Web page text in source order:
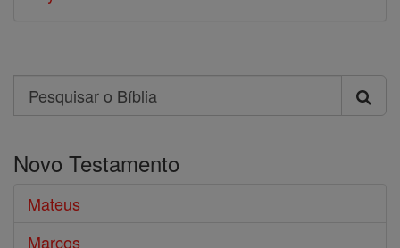
Search
Pesquisar
Bíblia
Novo Testamento
Mateus
Marcos